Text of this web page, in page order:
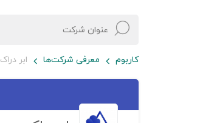
کاربوم معرفی شرکت‌ها ابر دراک